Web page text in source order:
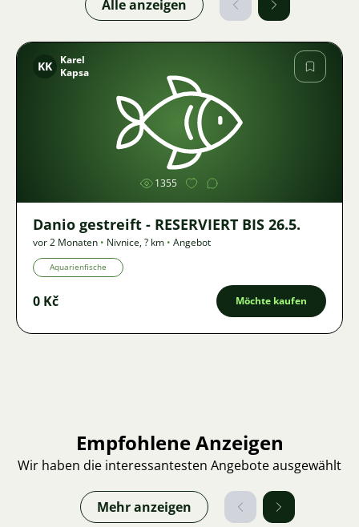
Alle anzeigen
Bild
KK
Karel
Kapsa
1355
Danio gestreift - RESERVIERT BIS 26.5.
vor 2 Monaten • Nivnice,? km • Angebot
Aquarienfische
0 Kč Möchte kaufen
Empfohlene Anzeigen
Wir haben die interessantesten Angebote ausgewählt
Mehr anzeigen